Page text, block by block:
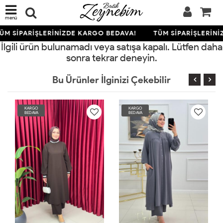
menü
SİPARİŞLERİNİZDE KARGO BEDAVA! TÜM
İlgili ürün bulunamadı veya satışa kapalı. Lütfen daha
sonra tekrar deneyin.
Bu Ürünler İlginizi Çekebilir
KARGO
BEDAVA
KARGO
BEDAVA